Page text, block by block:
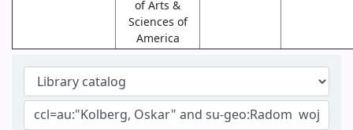
of Arts &
Sciences of
America